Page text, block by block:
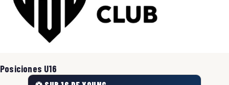
Posiciones U16